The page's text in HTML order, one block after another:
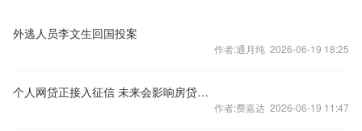
外逃人员李文生回国投案
作者:通月纯 2026-06-19 18:25
个人网贷正接入征信 未来会影响房贷么？
作者:费嘉达 2026-06-19 11:47